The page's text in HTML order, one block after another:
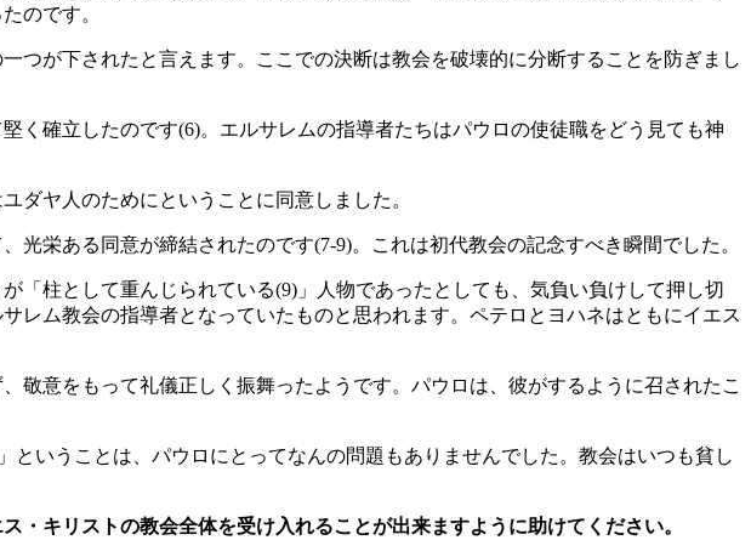
のです。
つが下されたと言えます。ここでの決断は教会を破壊的に分断することを防ぎまし
く確立したのです(6)。エルサレムの指導者たちはパウロの使徒職をどう見ても神
ダヤ人のためにということに同意しました。
栄ある同意が締結されたのです(7-9)。これは初代教会の記念すべき瞬間でした。
「柱として重んじられている(9)」人物であったとしても、気負い負けして押し切
レム教会の指導者となっていたものと思われます。ペテロとヨハネはともにイエス
意をもって礼儀正しく振舞ったようです。パウロは、彼がするように召されたこ
いうことは、パウロにとってなんの問題もありませんでした。教会はいつも貧し
キリストの教会全体を受け入れることが出来ますように助けてください。